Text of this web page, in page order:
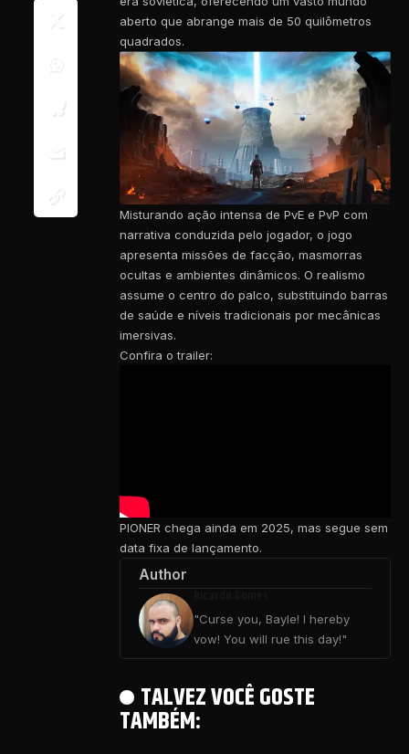
aberto que abrange mais de 50 quilômetros
quadrados.
Misturando ação intensa de PvE e PvP com
narrativa conduzida pelo jogador, o jogo
apresenta missões de facção, masmorras
ocultas e ambientes dinâmicos. O realismo
assume o centro do palco, substituindo barras
de saúde e níveis tradicionais por mecânicas
imersivas.
Confira o trailer:
PIONER chega ainda em 2025, mas segue sem
data fixa de lançamento.
Author
"Curse you, Bayle! I hereby
vow! You will rue this day!"
TALVEZ VOCÊ GOSTE
TAMBÉM: